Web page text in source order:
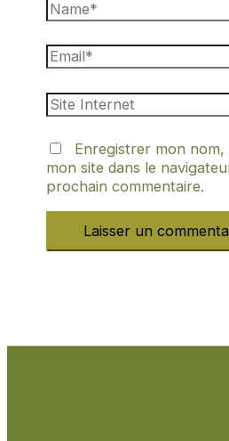
Enregistrer mon nom,
mon site dans le
prochain commentaire.